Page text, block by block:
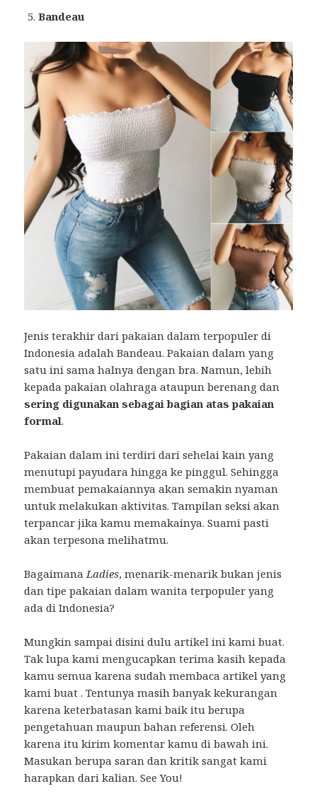
Bandeau
Jenis terakhir dari pakaian dalam terpopuler di
Indonesia adalah Bandeau. Pakaian dalam yang
satu ini sama halnya dengan bra. Namun, lebih
kepada pakaian olahraga ataupun berenang dan
sering digunakan sebagai bagian atas pakaian
formal.
Pakaian dalam ini terdiri dari sehelai kain yang
menutupi payudara hingga ke pinggul. Sehingga
membuat pemakaiannya akan semakin nyaman
untuk melakukan aktivitas. Tampilan seksi akan
terpancar jika kamu memakainya. Suami pasti
akan terpesona melihatmu.
BagaimanaLadies, menarik-menarik bukan jenis
dan tipe pakaian dalam wanita terpopuler yang
ada di Indonesia?
Mungkin sampai disini dulu artikel ini kami buat.
Tak lupa kami mengucapkan terima kasih kepada
kamu semua karena sudah membaca artikel yang
kami buat . Tentunya masih banyak kekurangan
karena keterbatasan kami baik itu berupa
pengetahuan maupun bahan referensi. Oleh
karena itu kirim komentar kamu di bawah ini.
Masukan berupa saran dan kritik sangat kami
harapkan dari kalian. See You!